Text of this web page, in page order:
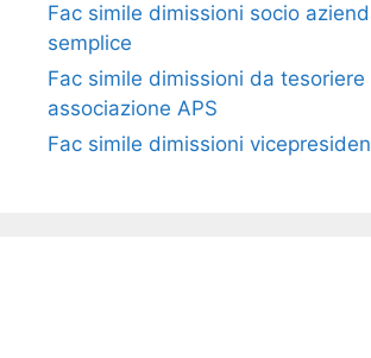
Fac simile ​dimissioni socio
semplice​​​
Fac simile dimissioni da tesoriere
associazione APS​​
Fac simile dimissioni